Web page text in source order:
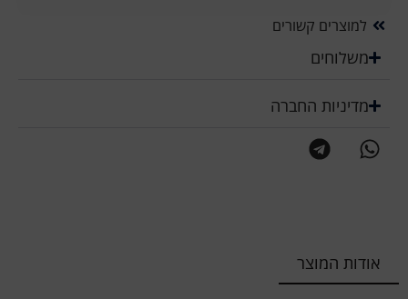
למוצרים קשורים
משלוחים
מדיניות החברה
אודות המוצר